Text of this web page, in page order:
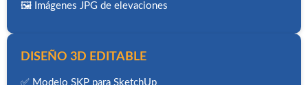
🖼️ Imágenes JPG de elevaciones
DISEÑO 3D EDITABLE
✅ Modelo SKP para SketchUp